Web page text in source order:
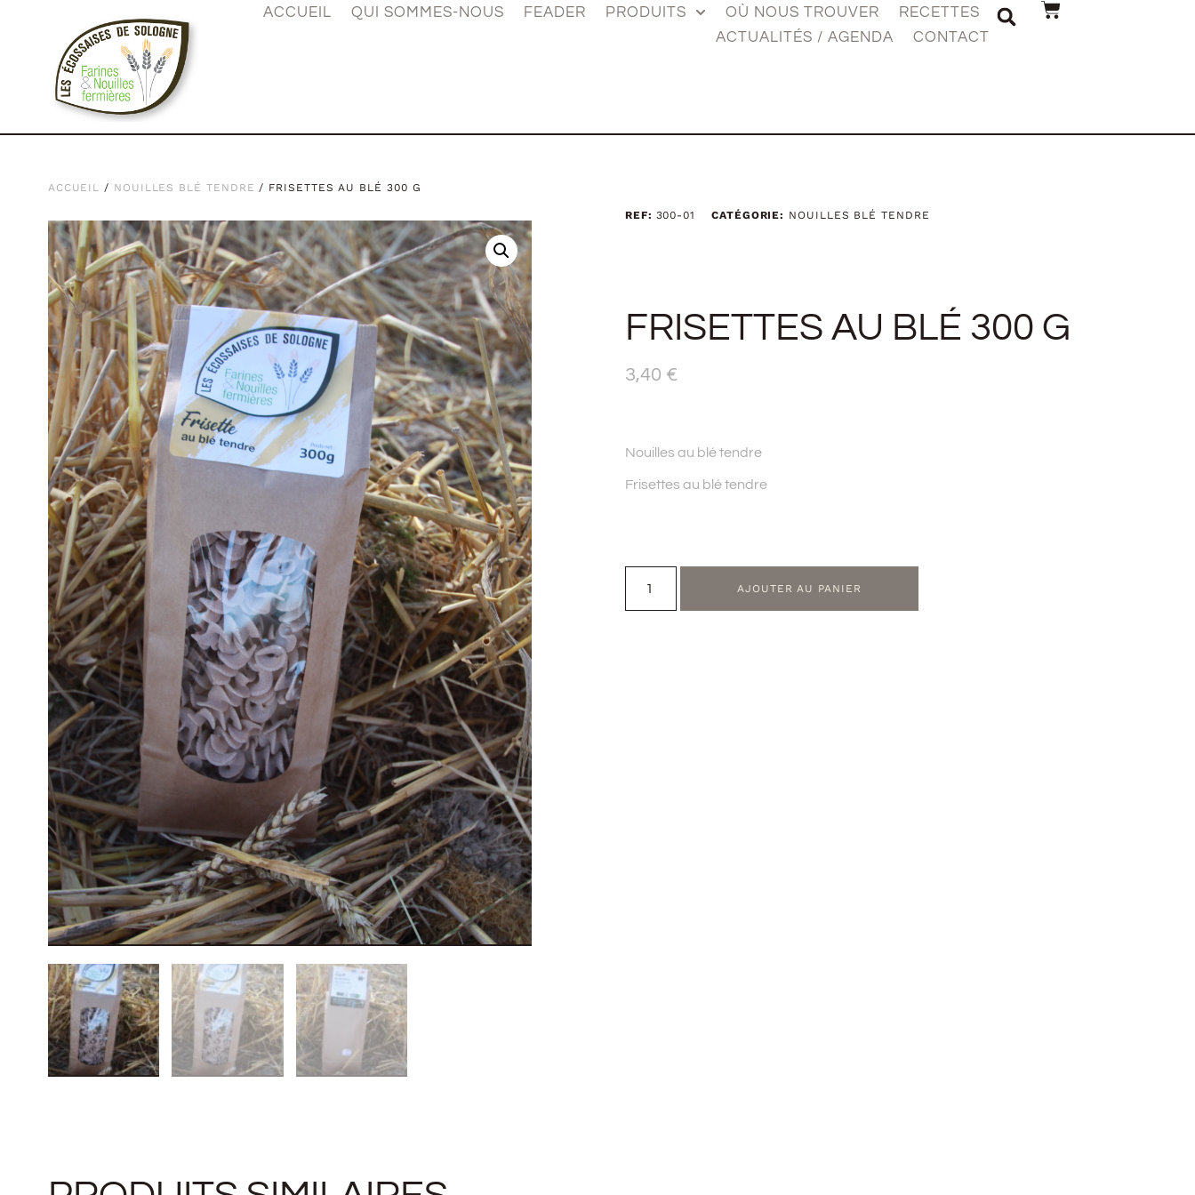
ACCUEIL QUI SOMMES-NOUS FEADER PRODUITS OÙ NOUS TROUVER
RECETTES
ACTUALITÉS / AGENDA
CONTACT
ACCUEIL / NOUILLES BLÉ TENDRE / FRISETTES AU BLÉ 300 G
REF: 300-01 CATÉGORIE: NOUILLES BLÉ TENDRE
FRISETTES AU BLÉ 300 G
3,40 €
Nouilles au blé tendre
Frisettes au blé tendre
AJOUTER AU PANIER